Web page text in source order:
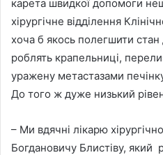
карета швидкої допомоги
хірургічне відділення
хоча б якось полегшити стан
роблять крапельниці,
уражену метастазами
До того ж дуже низький
– Ми вдячні лікарю
Богдановичу Блистіву,